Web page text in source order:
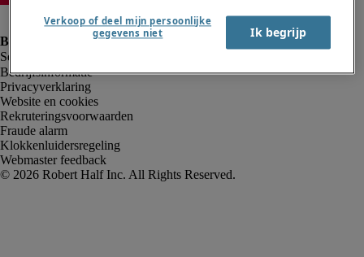
Bedrijfsinformatie
Privacyverklaring
Website en cookies
Rekruteringsvoorwaarden
Fraude alarm
Klokkenluidersregeling
Webmaster feedback
Verkoop of deel mijn persoonlijke
gegevens niet
Ik begrijp